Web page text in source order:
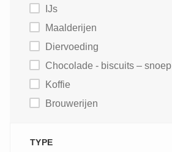
IJs
Maalderijen
Diervoeding
Chocolade - biscuits – snoep
Koffie
Brouwerijen
TYPE